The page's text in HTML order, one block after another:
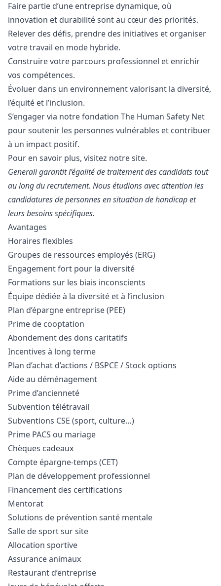
Faire partie d’une entreprise dynamique, où
innovation et durabilité sont au cœur des priorités.
Relever des défis, prendre des initiatives et organiser
votre travail en mode hybride.
Construire votre parcours professionnel et enrichir
vos compétences.
Évoluer dans un environnement valorisant la diversité,
l’équité et l’inclusion.
S’engager via notre fondation The Human Safety Net
pour soutenir les personnes vulnérables et contribuer
à un impact positif.
Pour en savoir plus, visitez notre site.
Generali garantit l’égalité de traitement des candidats tout
au long du recrutement. Nous étudions avec attention les
candidatures de personnes en situation de handicap et
leurs besoins spécifiques.
Avantages
Horaires flexibles
Groupes de ressources employés (ERG)
Engagement fort pour la diversité
Formations sur les biais inconscients
Équipe dédiée à la diversité et à l’inclusion
Plan d’épargne entreprise (PEE)
Prime de cooptation
Abondement des dons caritatifs
Incentives à long terme
Plan d’achat d’actions / BSPCE / Stock options
Aide au déménagement
Prime d’ancienneté
Subvention télétravail
Subventions CSE (sport, culture…)
Prime PACS ou mariage
Chèques cadeaux
Compte épargne-temps (CET)
Plan de développement professionnel
Financement des certifications
Mentorat
Solutions de prévention santé mentale
Salle de sport sur site
Allocation sportive
Assurance animaux
Restaurant d’entreprise